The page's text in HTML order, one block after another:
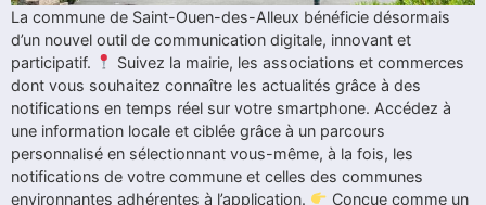
La commune de Saint-Ouen-des-Alleux bénéficie désormais
d’un nouvel outil de communication digitale, innovant et
participatif.
Suivez la mairie, les associations et commerces
dont vous souhaitez connaître les actualités grâce à des
notifications en temps réel sur votre smartphone. Accédez à
une information locale et ciblée grâce à un parcours
personnalisé en sélectionnant vous-même, à la fois, les
notifications de votre commune et celles des communes
environnantes adhérentes à l’application.
Conçue comme un